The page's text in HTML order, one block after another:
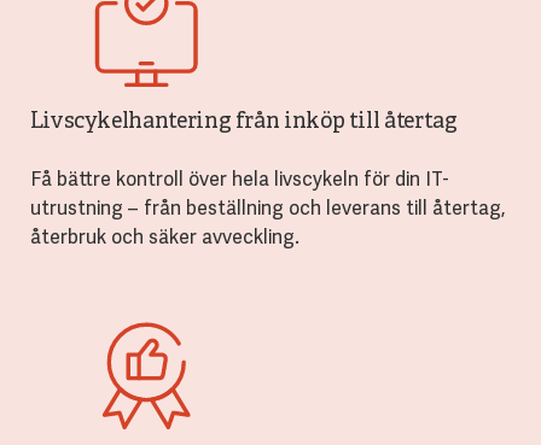
Livscykelhantering från inköp till återtag
Få bättre kontroll över hela livscykeln för din IT-
utrustning – från beställning och leverans till återtag,
återbruk och säker avveckling.